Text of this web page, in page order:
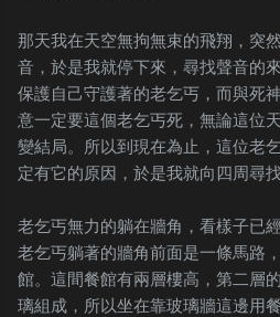
那天我在天空無拘無束的飛翔，突
音，於是我就停下來，尋找聲音的
保護自己守護著的老乞丐，而與死
意一定要這個老乞丐死，無論這位
變結局。所以到現在為止，這位老
定有它的原因，於是我就向四周尋找
老乞丐無力的躺在牆角，看樣子已
老乞丐躺著的牆角前面是一條馬路
館。這間餐館有兩層樓高，第二層
璃組成，所以坐在靠玻璃牆這邊用